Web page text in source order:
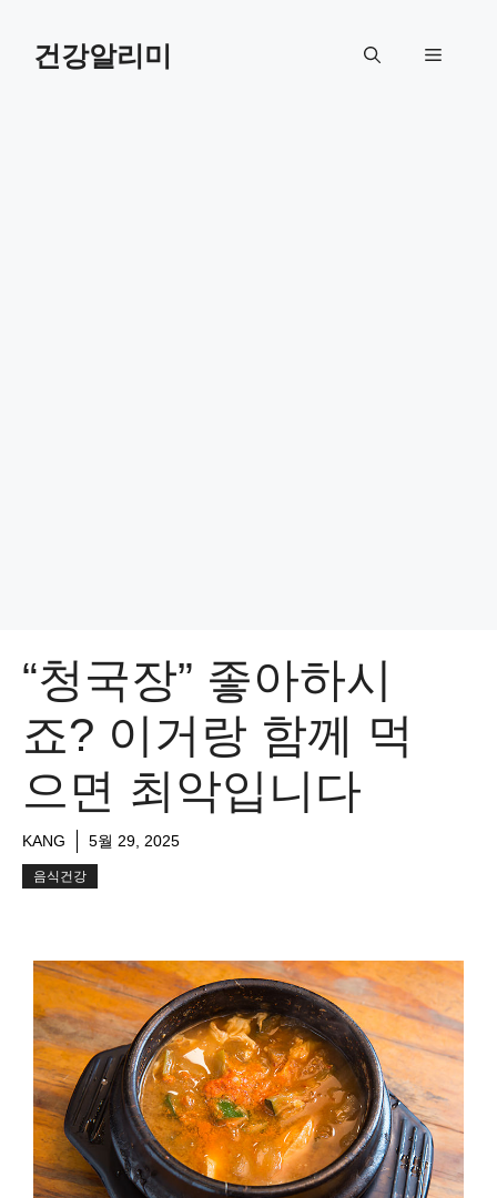
건강알리미 메
“청국장” 좋아하시
죠? 이거랑 함께 먹
으면 최악입니다
KANG 5월 29, 2025
음식건강